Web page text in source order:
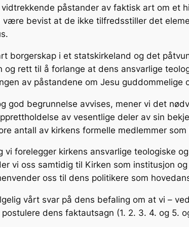
påstander av faktisk art om et
være bevist at de ikke tilfredsstiller det
borgerskap i et statskirkeland og det
og rett til å forlange at dens ansvarlige
av påstandene om Jesu guddommelige
god begrunnelse avvises, mener vi det
av vesentlige deler av sin
antall av kirkens formelle medlemmer som
vi forelegger kirkens ansvarlige teologiske
vi oss samtidig til Kirken som institusjon
oss til dens politikere som
vårt svar på dens befaling om at vi –
dens faktautsagn (1. 2. 3. 4. og 5.